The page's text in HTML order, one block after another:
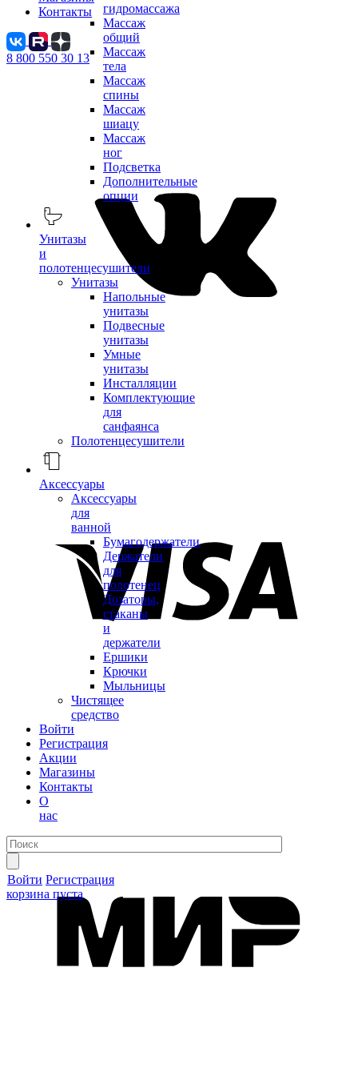
гидромассажа
Массаж
общий
Массаж
тела
Массаж
спины
Массаж
шиацу
Массаж
ног
Подсветка
Дополнительные
опции
Унитазы
и
полотенцесушители
Унитазы
Напольные
унитазы
Подвесные
унитазы
Умные
унитазы
Инсталляции
Комплектующие
для
санфаянса
Полотенцесушители
Аксессуары
Аксессуары
для
ванной
Бумагодержатели
Держатели
для
полотенец
Дозаторы,
стаканы
и
держатели
Ершики
Крючки
Мыльницы
Чистящее
средство
Войти
Регистрация
Акции
Магазины
Контакты
О
нас
Войти Регистрация
корзина пуста
Контакты
8 800 550 30 13